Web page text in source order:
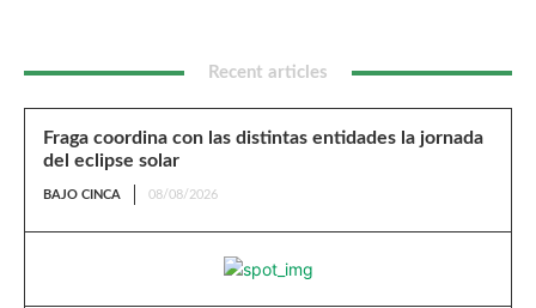
Recent articles
Fraga coordina con las distintas entidades la jornada
del eclipse solar
BAJO CINCA 08/08/2026